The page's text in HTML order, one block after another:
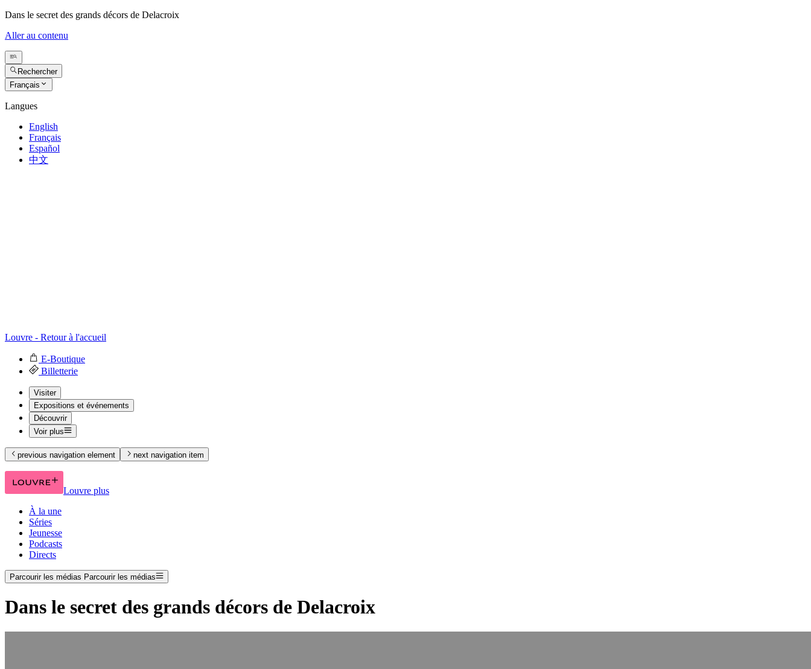
Dans le secret des grands décors de Delacroix
Aller au contenu
Rechercher
Français
Langues
English
Français
Español
中文
Louvre - Retour à l'accueil
E-Boutique
Billetterie
Visiter
Expositions et événements
Découvrir
Voir plus
previous navigation element next navigation item
Louvre plus
À la une
Séries
Jeunesse
Podcasts
Directs
Parcourir les médias Parcourir les médias
Dans le secret des grands décors de Delacroix